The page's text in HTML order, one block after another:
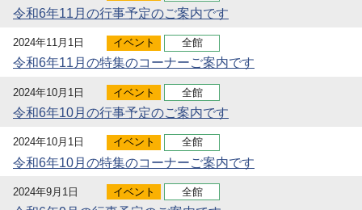
令和6年11月の行事予定のご案内です
2024年11月1日 イベント 全館
令和6年11月の特集のコーナーご案内です
2024年10月1日 イベント 全館
令和6年10月の行事予定のご案内です
2024年10月1日 イベント 全館
令和6年10月の特集のコーナーご案内です
2024年9月1日 イベント 全館